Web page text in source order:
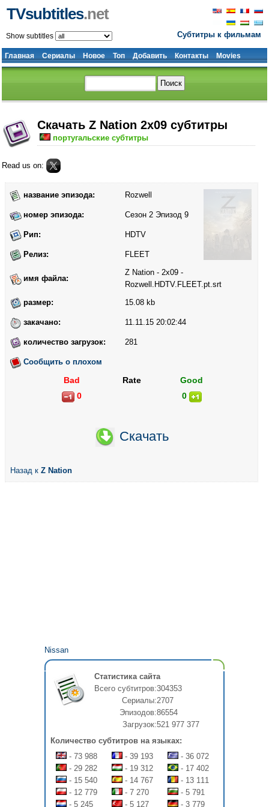
Субтитры к фильмам
TVsubtitles.net
Главная Сериалы Новое Топ Добавить Контакты Movies
Show subtitles
Скачать Z Nation 2x09 субтитры
португальские субтитры
Read us on:
название эпизода: Rozwell
номер эпизода: Сезон 2 Эпизод 9
Рип: HDTV
Релиз: FLEET
имя файла:
Z Nation - 2x09 -
Rozwell.HDTV.FLEET.pt.srt
размер:
15.08 kb
закачано: 11.11.15 20:02:44
количество загрузок: 281
Сообщить о плохом
Bad Rate
Good
0
0
Скачать
Назад к Z Nation
Nissan
Статистика сайта
Всего субтитров:304353
Сериалы:2707
Эпизодов:86554
Загрузок:521 977 377
Количество субтитров на языках:
- 73 988
- 39 193
- 36 072
- 29 282
- 19 312
- 17 402
- 15 540
- 14 767
- 13 111
- 12 779
- 7 270
- 5 791
- 5 245
- 5 127 - 3 779